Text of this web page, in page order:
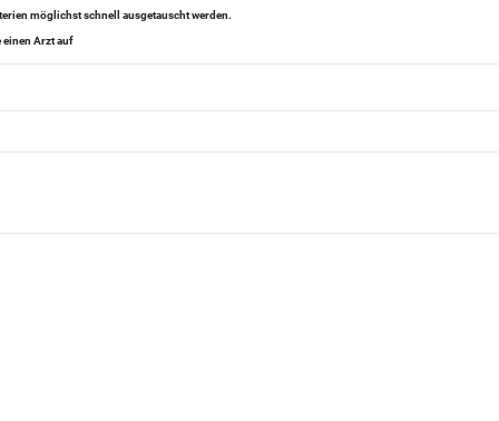
möglichst schnell ausgetauscht werden.
einen Arzt auf